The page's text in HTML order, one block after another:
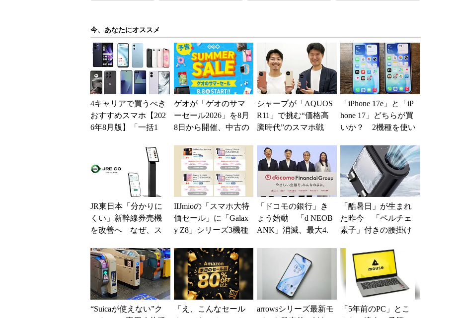
今、あなたにオススメ
4キャリアで買うべき
おすすめスマホ【202
6年8月版】「一括1
ゲオが「ゲオのサマ
ーセール2026」を8月
8日から開催、中古の
得に
シャープが「AQUOS
R11」で挑む“価格高
騰時代”のスマホ戦
よりも既存ユーザ
ー...
「iPhone 17e」と「iP
hone 17」どちらが買
いか？ 2機種を使い
JR東日本「分かりに
くい」新幹線券売機
を改善へ なぜ、ス
の最短1分購入」を実
現？
IIJmioの「スマホ大特
価セール」に「Galax
y Z8」シリーズ3機種
「ドコモの銀行」き
ょう始動 「d NEOB
ANK」消滅、最大4.
「酷暑日」が生まれ
た昨今 「ペルチェ
素子」付きの腰掛け
る？
“Suicaが使えない”ク
「え、こんなセール
arrowsシリーズ最新モ
「5年前のPC」とこ